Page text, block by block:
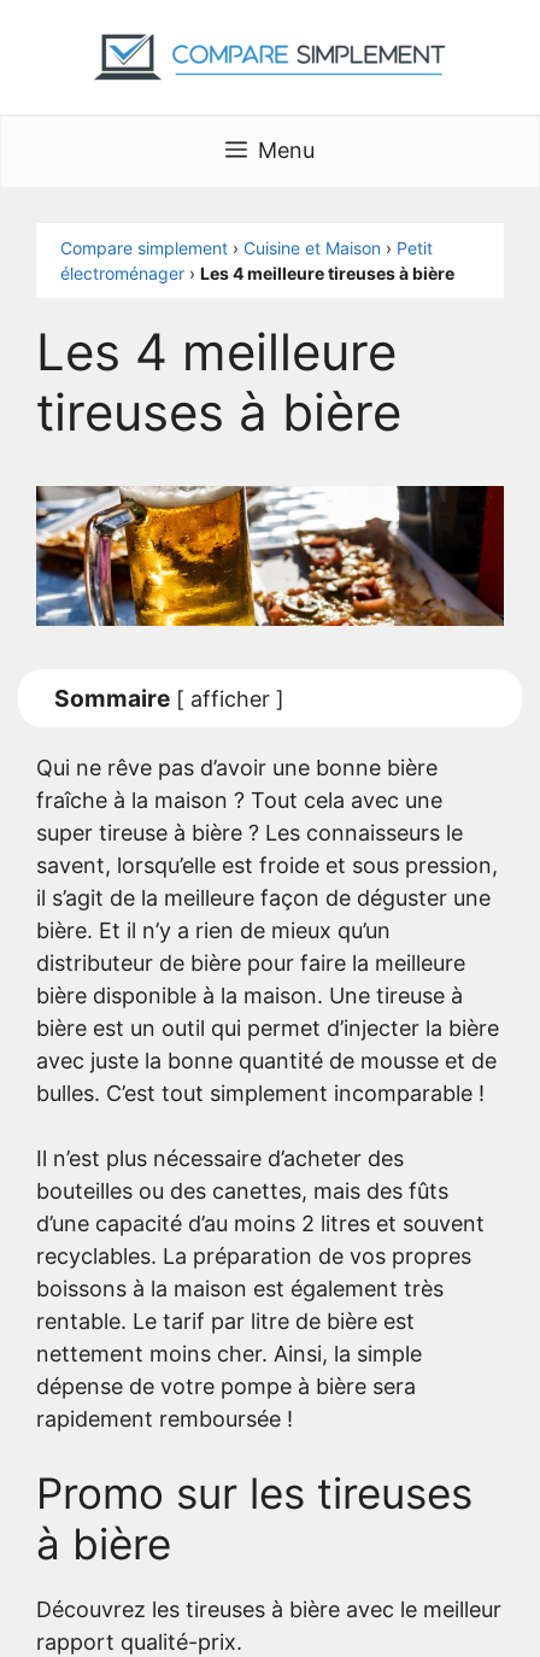
Menu
Compare simplement › Cuisine et Maison › Petit
électroménager › Les 4 meilleure tireuses à bière
Les 4 meilleure
tireuses à bière
Sommaire [ afficher ]
Qui ne rêve pas d’avoir une bonne bière
fraîche à la maison ? Tout cela avec une
super tireuse à bière ? Les connaisseurs le
savent, lorsqu’elle est froide et sous pression,
il s’agit de la meilleure façon de déguster une
bière. Et il n’y a rien de mieux qu’un
distributeur de bière pour faire la meilleure
bière disponible à la maison. Une tireuse à
bière est un outil qui permet d’injecter la bière
avec juste la bonne quantité de mousse et de
bulles. C’est tout simplement incomparable !
Il n’est plus nécessaire d’acheter des
bouteilles ou des canettes, mais des fûts
d’une capacité d’au moins 2 litres et souvent
recyclables. La préparation de vos propres
boissons à la maison est également très
rentable. Le tarif par litre de bière est
nettement moins cher. Ainsi, la simple
dépense de votre pompe à bière sera
rapidement remboursée !
Promo sur les tireuses
à bière
Découvrez les tireuses à bière avec le meilleur
rapport qualité-prix.